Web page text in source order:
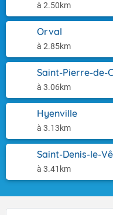
à 2.50km
Orval
à 2.85km
Saint-Pierre-de-
à 3.06km
Hyenville
à 3.13km
Saint-Denis-le-
à 3.41km